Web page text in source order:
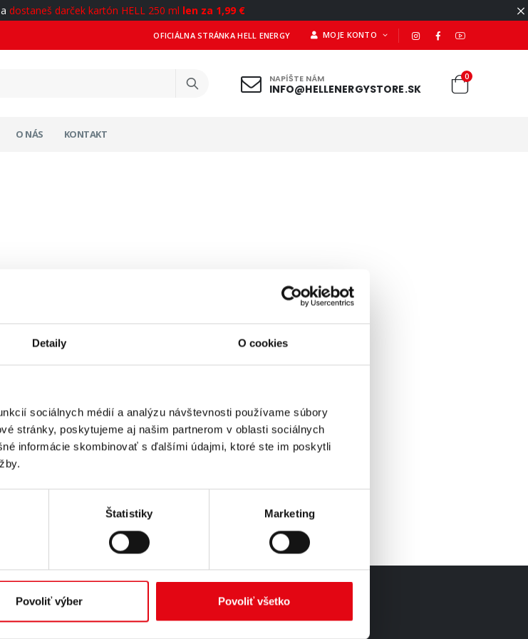
Detaily O cookies
sociálnych médií a analýzu návštevnosti používame súbory
stránky, poskytujeme aj našim partnerom v oblasti sociálnych
informácie skombinovať s ďalšími údajmi, ktoré ste im poskytli
Štatistiky Marketing
Povoliť výber Povoliť všetko
dostaneš darček kartón HELL 250 ml len za 1,99 €
OFICIÁLNA STRÁNKA HELL ENERGY MOJE KONTO
NAPÍŠTE NÁM
INFO@HELLENERGYSTORE.SK
0
O NÁS KONTAKT
Strana 1 z 1
VŠETKO O NÁKUPE AKTUÁLNE